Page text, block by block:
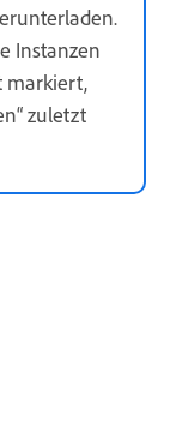
Instanzen
markiert,
zuletzt